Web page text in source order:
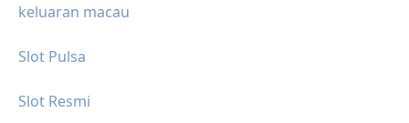
keluaran macau
Slot Pulsa
Slot Resmi